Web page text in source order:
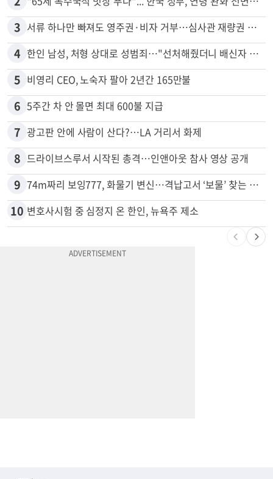
1 신호위반 후 달아난 배달기사…경찰 잠복해 잡고보니 ‘반전’
2 "65세 복수국적 빗장 푸나"... 한국 정부, 연령 완화 전면 추진
3 서류 하나만 빠져도 영주권·비자 거부…심사관 재량권 대폭 확대
4
5 비영리 CEO, 노숙자 팔아 2년간 165만불
6 5주간 차 안 몰면 최대 600불 지급
7 광고판 안에 사람이 산다?…LA 거리서 화제
8 드라이브스루서 시작된 총격…인앤아웃 참사 영상 공개
9